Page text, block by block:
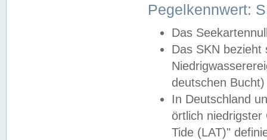
Pegelkennwert:
Das
Das SKN
deutschen
In Deutschland
örtlich
Tide (LAT)"